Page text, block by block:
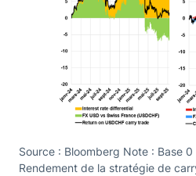
Source : Bloomberg Note : Base
Rendement de la stratégie de